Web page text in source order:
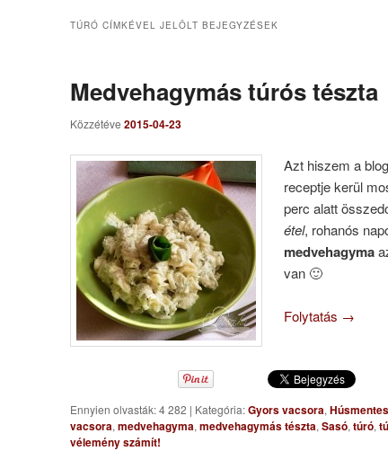
TÚRÓ CÍMKÉVEL JELÖLT BEJEGYZÉSEK
Medvehagymás túrós tészta
Közzétéve 2015-04-23
Azt hiszem a
receptje kerül
perc alatt
étel, rohanós
medvehagyma
van 🙂
Folytatás →
Ennyien olvasták: 4 282 | Kategória:Gyors vacsora, Húsmentes
vacsora, medvehagyma, medvehagymás tészta, Sasó, túró,
vélemény számít!